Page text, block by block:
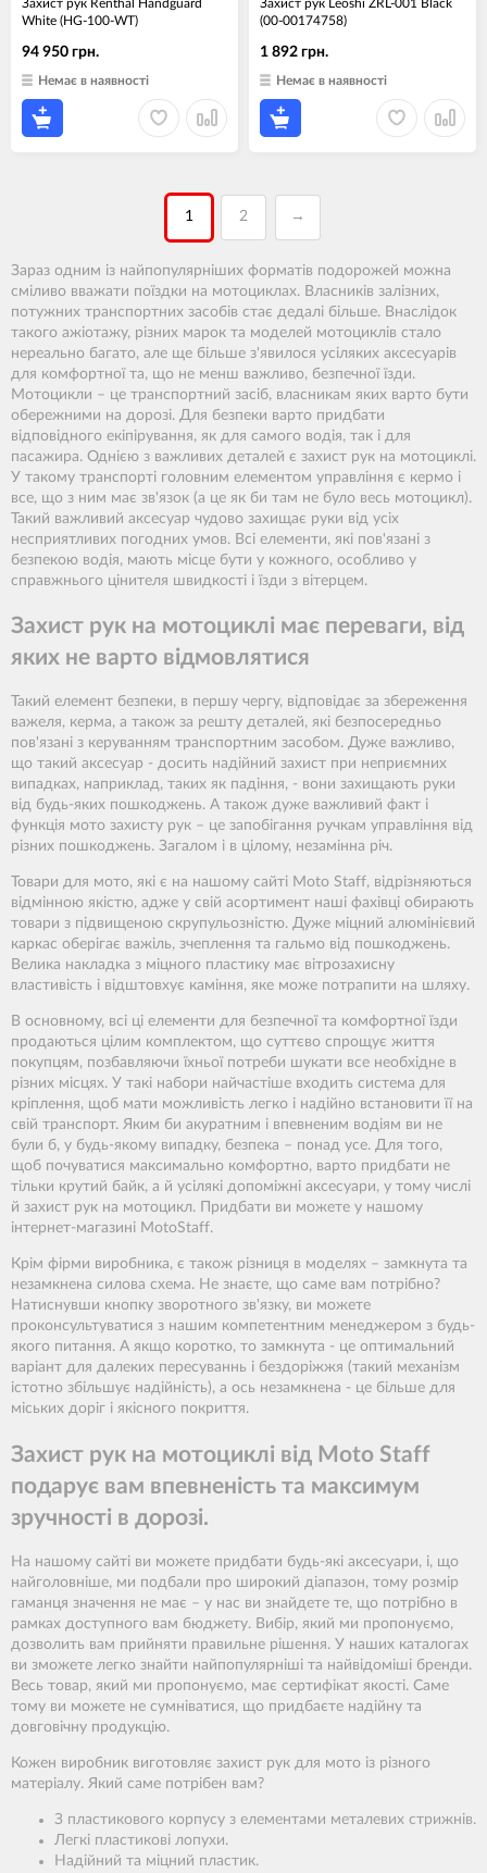
Захист рук Renthal Handguard
White (HG-100-WT)
94 950 грн.
Немає в наявності
Захист рук Leoshi ZRL-001 Black
(00-00174758)
1 892 грн.
Немає в наявності
1 2 →
Зараз одним із найпопулярніших форматів подорожей можна
сміливо вважати поїздки на мотоциклах. Власників залізних,
потужних транспортних засобів стає дедалі більше. Внаслідок
такого ажіотажу, різних марок та моделей мотоциклів стало
нереально багато, але ще більше з'явилося усіляких аксесуарів
для комфортної та, що не менш важливо, безпечної їзди.
Мотоцикли – це транспортний засіб, власникам яких варто бути
обережними на дорозі. Для безпеки варто придбати
відповідного екіпірування, як для самого водія, так і для
пасажира. Однією з важливих деталей є захист рук на мотоциклі.
У такому транспорті головним елементом управління є кермо і
все, що з ним має зв'язок (а це як би там не було весь мотоцикл).
Такий важливий аксесуар чудово захищає руки від усіх
несприятливих погодних умов. Всі елементи, які пов'язані з
безпекою водія, мають місце бути у кожного, особливо у
справжнього цінителя швидкості і їзди з вітерцем.
Захист рук на мотоциклі має переваги, від
яких не варто відмовлятися
Такий елемент безпеки, в першу чергу, відповідає за збереження
важеля, керма, а також за решту деталей, які безпосередньо
пов'язані з керуванням транспортним засобом. Дуже важливо,
що такий аксесуар - досить надійний захист при неприємних
випадках, наприклад, таких як падіння, - вони захищають руки
від будь-яких пошкоджень. А також дуже важливий факт і
функція мото захисту рук – це запобігання ручкам управління від
різних пошкоджень. Загалом і в цілому, незамінна річ.
Товари для мото, які є на нашому сайті Moto Staff, відрізняються
відмінною якістю, адже у свій асортимент наші фахівці обирають
товари з підвищеною скрупульозністю. Дуже міцний алюмінієвий
каркас оберігає важіль, зчеплення та гальмо від пошкоджень.
Велика накладка з міцного пластику має вітрозахисну
властивість і відштовхує каміння, яке може потрапити на шляху.
В основному, всі ці елементи для безпечної та комфортної їзди
продаються цілим комплектом, що суттєво спрощує життя
покупцям, позбавляючи їхньої потреби шукати все необхідне в
різних місцях. У такі набори найчастіше входить система для
кріплення, щоб мати можливість легко і надійно встановити її на
свій транспорт. Яким би акуратним і впевненим водіям ви не
були б, у будь-якому випадку, безпека – понад усе. Для того,
щоб почуватися максимально комфортно, варто придбати не
тільки крутий байк, а й усілякі допоміжні аксесуари, у тому числі
й захист рук на мотоцикл. Придбати ви можете у нашому
інтернет-магазині MotoStaff.
Крім фірми виробника, є також різниця в моделях – замкнута та
незамкнена силова схема. Не знаєте, що саме вам потрібно?
Натиснувши кнопку зворотного зв'язку, ви можете
проконсультуватися з нашим компетентним менеджером з будь-
якого питання. А якщо коротко, то замкнута - це оптимальний
варіант для далеких пересуваннь і бездоріжжя (такий механізм
істотно збільшує надійність), а ось незамкнена - це більше для
міських доріг і якісного покриття.
Захист рук на мотоциклі від Moto Staff
подарує вам впевненість та максимум
зручності в дорозі.
На нашому сайті ви можете придбати будь-які аксесуари, і, що
найголовніше, ми подбали про широкий діапазон, тому розмір
гаманця значення не має – у нас ви знайдете те, що потрібно в
рамках доступного вам бюджету. Вибір, який ми пропонуємо,
дозволить вам прийняти правильне рішення. У наших каталогах
ви зможете легко знайти найпопулярніші та найвідоміші бренди.
Весь товар, який ми пропонуємо, має сертифікат якості. Саме
тому ви можете не сумніватися, що придбаєте надійну та
довговічну продукцію.
Кожен виробник виготовляє захист рук для мото із різного
матеріалу. Який саме потрібен вам?
З пластикового корпусу з елементами металевих стрижнів.
Легкі пластикові лопухи.
Надійний та міцний пластик.